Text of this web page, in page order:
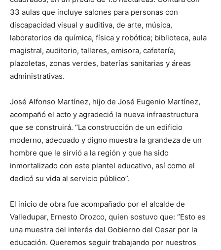
33 aulas que incluye salones para personas con
discapacidad visual y auditiva, de arte, música,
laboratorios de química, física y robótica; biblioteca, aula
magistral, auditorio, talleres, emisora, cafetería,
plazoletas, zonas verdes, baterías sanitarias y áreas
administrativas.
José Alfonso Martínez, hijo de José Eugenio Martínez,
acompañó el acto y agradeció la nueva infraestructura
que se construirá. “La construcción de un edificio
moderno, adecuado y digno muestra la grandeza de un
hombre que le sirvió a la región y que ha sido
inmortalizado con este plantel educativo, así como el
dedicó su vida al servicio público”.
El inicio de obra fue acompañado por el alcalde de
Valledupar, Ernesto Orozco, quien sostuvo que: “Esto es
una muestra del interés del Gobierno del Cesar por la
educación. Queremos seguir trabajando por nuestros